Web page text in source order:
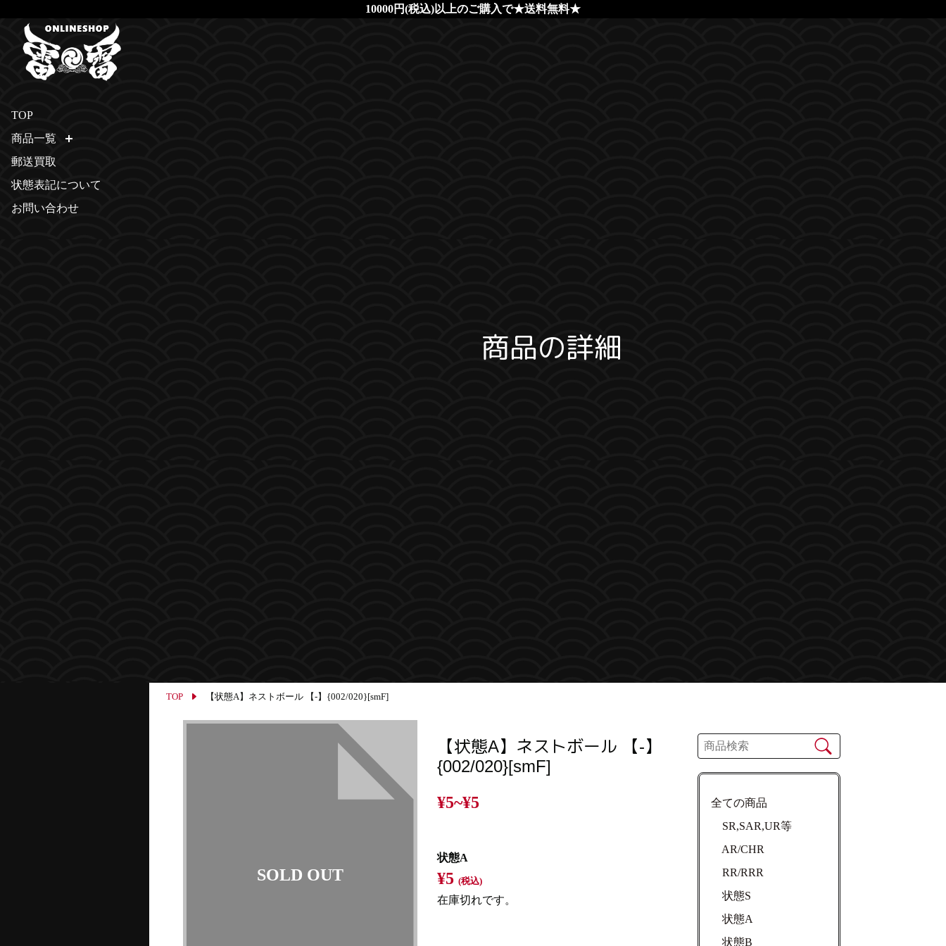
10000円(税込)以上のご購入で★送料無料★
商品の詳細
TOP 【状態A】ネストボール 【-】{002/020}[smF]
【状態A】ネストボール 【-】
{002/020}[smF]
¥5~¥5
状態A
¥5(税込)
在庫切れです。
全ての商品
SR,SAR,UR等
AR/CHR
RR/RRR
状態S
状態A
状態B
TOP
商品一覧
郵送買取
状態表記について
お問い合わせ